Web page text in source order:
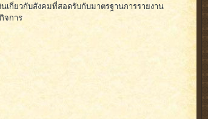
นเกี่ยวกับสังคมที่สอดรับกับมาตรฐานการรายงาน
จการ